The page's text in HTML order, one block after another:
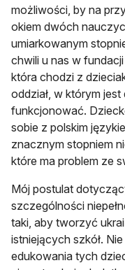
możliwości, by na
okiem dwóch
umiarkowanym
chwili u nas w
która chodzi z
oddział, w którym
funkcjonować.
sobie z polskim
znacznym stopniem
które ma problem ze
Mój postulat
szczególności
taki, aby tworzyć
istniejących szkół.
edukowania tych